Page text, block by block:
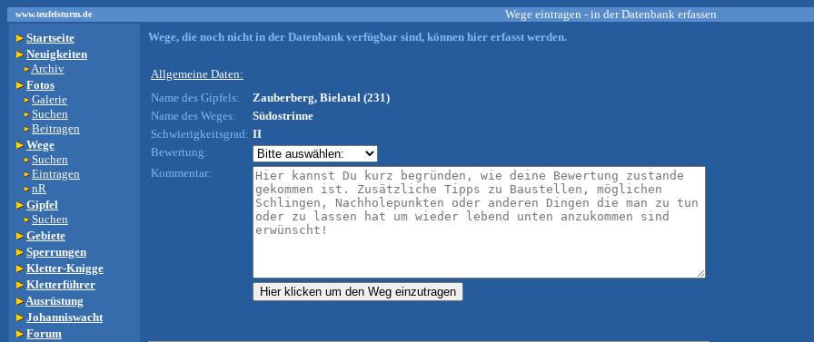
www.teufelsturm.de Wege eintragen - in der Datenbank erfassen
Startseite
Neuigkeiten
Archiv
Fotos
Galerie
Suchen
Beitragen
Wege
Suchen
Eintragen
nR
Gipfel
Suchen
Gebiete
Sperrungen
Kletter-Knigge
Kletterführer
Ausrüstung
Johanniswacht
Forum
Wege, die noch nicht in der Datenbank verfügbar sind, können hier erfasst werden.
Allgemeine Daten:
Name des Gipfels:
Zauberberg, Bielatal (231)
Name des Weges:
Südostrinne
Schwierigkeitsgrad: II
Bewertung:
Kommentar: